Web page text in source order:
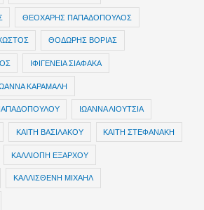
ΘΕΟΧΑΡΗΣ ΠΑΠΑΔΟΠΟΥΛΟΣ
ΘΟΔΩΡΗΣ ΒΟΡΙΑΣ
ΙΦΙΓΕΝΕΙΑ ΣΙΑΦΑΚΑ
ΚΑΡΑΜΑΛΗ
ΙΩΑΝΝΑ ΛΙΟΥΤΣΙΑ
ΚΑΙΤΗ ΒΑΣΙΛΑΚΟΥ ΚΑΙΤΗ ΣΤΕΦΑΝΑΚΗ
ΚΑΛΛΙΟΠΗ ΕΞΑΡΧΟΥ
ΚΑΛΛΙΣΘΕΝΗ ΜΙΧΑΗΛ